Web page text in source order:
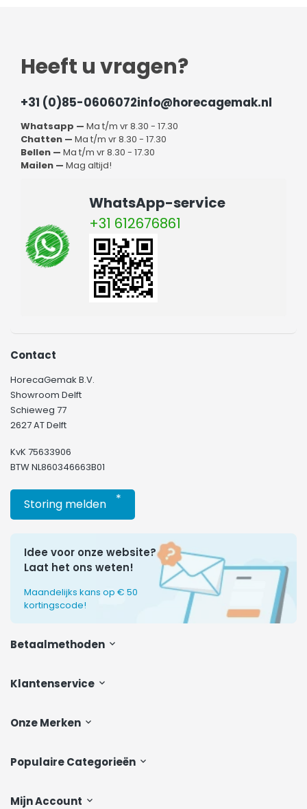
Heeft u vragen?
+31 (0)85-0606072info@horecagemak.nl
Whatsapp — Ma t/m vr 8.30 - 17.30
Chatten — Ma t/m vr 8.30 - 17.30
Bellen — Ma t/m vr 8.30 - 17.30
Mailen — Mag altijd!
WhatsApp-service
+31 612676861
Klantenservice
Onze Merken
Populaire Categorieën
Mijn Account
Contact
HorecaGemak B.V.
Showroom Delft
Schieweg 77
2627 AT Delft
KvK 75633906
BTW NL860346663B01
Storing melden *
Idee voor onze website?
Laat het ons weten!
Maandelijks kans op € 50
kortingscode!
Betaalmethoden